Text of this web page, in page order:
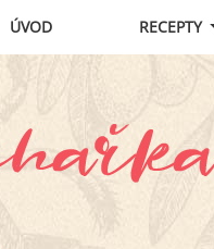
ÚVOD RECEPTY